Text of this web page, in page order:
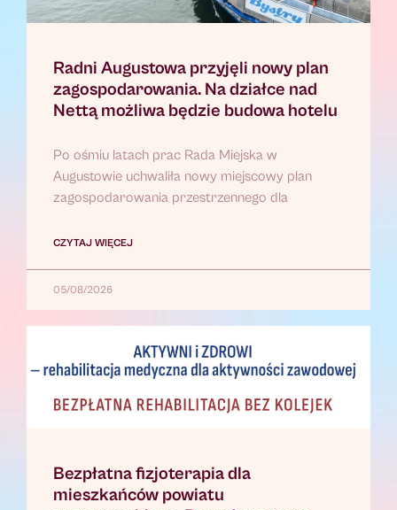
Radni Augustowa przyjęli nowy plan
zagospodarowania. Na działce nad
Nettą możliwa będzie budowa hotelu
Po ośmiu latach prac Rada Miejska w
Augustowie uchwaliła nowy miejscowy plan
zagospodarowania przestrzennego dla
CZYTAJ WIĘCEJ
05/08/2026
Bezpłatna fizjoterapia dla
mieszkańców powiatu